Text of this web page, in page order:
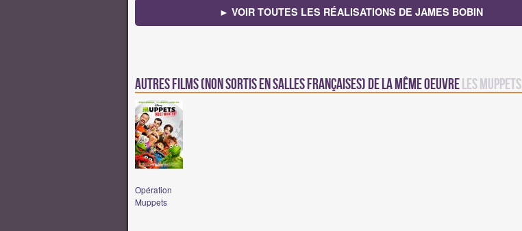
► VOIR TOUTES LES RÉALISATIONS DE JAMES BOBIN
Autres films (non sortis en salles françaises) de la même oeuvreLes Muppets
Opération
Muppets